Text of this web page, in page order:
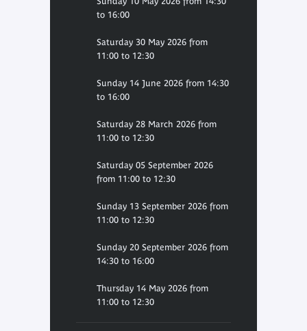
to 16:00
Saturday 30 May 2026 from
11:00 to 12:30
Sunday 14 June 2026 from 14:30
to 16:00
Saturday 28 March 2026 from
11:00 to 12:30
Saturday 05 September 2026
from 11:00 to 12:30
Sunday 13 September 2026 from
11:00 to 12:30
Sunday 20 September 2026 from
14:30 to 16:00
Thursday 14 May 2026 from
11:00 to 12:30